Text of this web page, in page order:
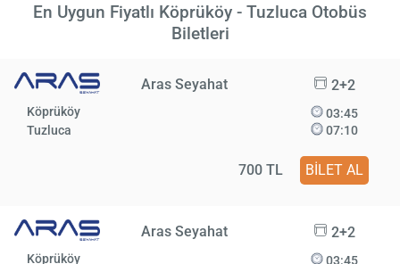
En Uygun Fiyatlı Köprüköy - Tuzluca Otobüs
Biletleri
Aras Seyahat 2+2
Köprüköy
Tuzluca
03:45
07:10
700 TL BİLET AL
Aras Seyahat 2+2
Köprüköy